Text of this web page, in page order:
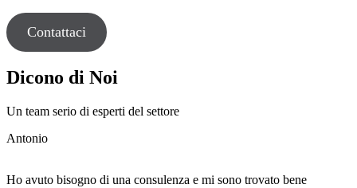
Contattaci
Dicono di Noi
Un team serio di esperti del settore
Antonio
Ho avuto bisogno di una consulenza e mi sono trovato bene